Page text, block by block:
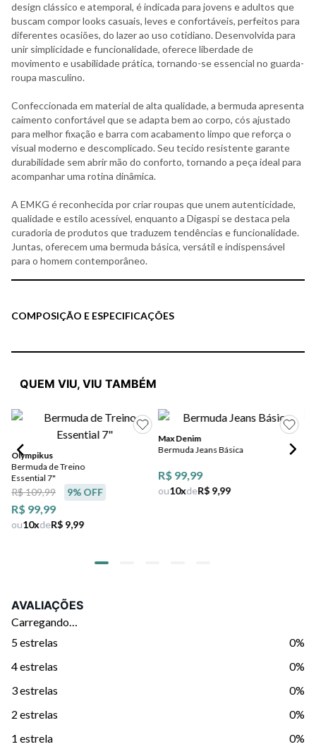
design clássico e atemporal, é indicada para jovens e adultos que
buscam compor looks casuais, leves e confortáveis, perfeitos para
diferentes ocasiões, do lazer ao uso cotidiano. Desenvolvida para
unir simplicidade e funcionalidade, oferece liberdade de
movimento e usabilidade prática, tornando-se essencial no guarda-
roupa masculino.
Confeccionada em material de alta qualidade, a bermuda apresenta
caimento confortável que se adapta bem ao corpo, cós ajustado
para melhor fixação e barra com acabamento limpo que reforça o
visual moderno e descomplicado. Seu tecido resistente garante
durabilidade sem abrir mão do conforto, tornando a peça ideal para
acompanhar uma rotina dinâmica.
A EMKG é reconhecida por criar roupas que unem autenticidade,
qualidade e estilo acessível, enquanto a Digaspi se destaca pela
curadoria de produtos que traduzem tendências e funcionalidade.
Juntas, oferecem uma bermuda básica, versátil e indispensável
para o homem contemporâneo.
COMPOSIÇÃO E ESPECIFICAÇÕES
QUEM VIU, VIU TAMBÉM
Olympikus
Bermuda de Treino
Essential 7"
R$ 99,99
R$ 109,99 9% OFF
ou10xdeR$ 9,99
Max Denim
Bermuda Jeans Básica
R$ 99,99
ou10xdeR$ 9,99
AVALIAÇÕES
Carregando…
5 estrelas
0%
4 estrelas
0%
3 estrelas
0%
2 estrelas
0%
1 estrela
0%